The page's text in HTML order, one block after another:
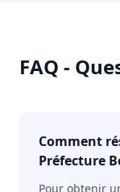
FAQ -
Comment
Préfecture
Pour obtenir